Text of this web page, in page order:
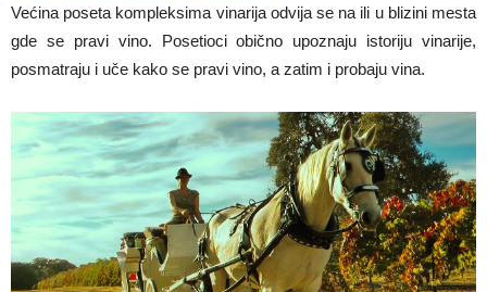
Većina poseta kompleksima vinarija odvija se na ili u blizini mesta
gde se pravi vino. Posetioci obično upoznaju istoriju vinarije,
posmatraju i uče kako se pravi vino, a zatim i probaju vina.